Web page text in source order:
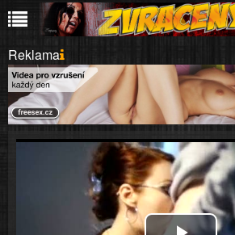
Reklama